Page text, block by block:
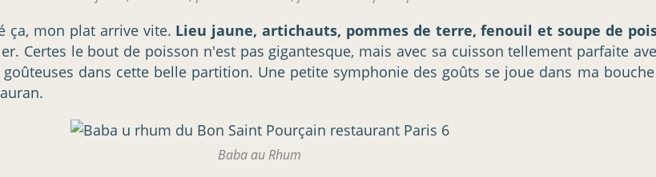
ça, mon plat arrive vite. Lieu jaune, artichauts, pommes de terre, fenouil et soupe de
Certes le bout de poisson n'est pas gigantesque, mais avec sa cuisson tellement parfaite
dans cette belle partition. Une petite symphonie des goûts se joue dans ma
Baba au Rhum